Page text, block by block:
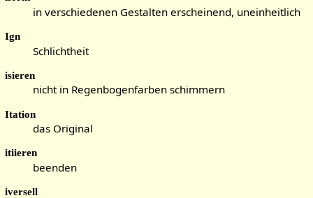
in verschiedenen Gestalten erscheinend, uneinheitlich
Ign
Schlichtheit
isieren
nicht in Regenbogenfarben schimmern
Itation
das Original
itiieren
beenden
iversell